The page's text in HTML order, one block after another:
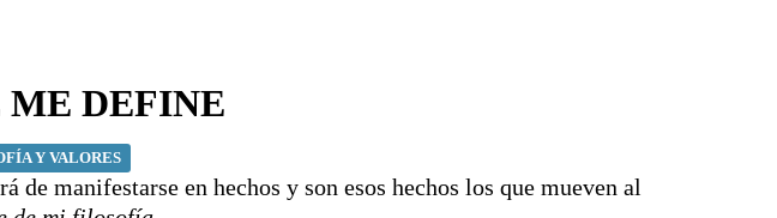
DEFINE
Y VALORES
manifestarse en hechos y son esos hechos los que mueven al